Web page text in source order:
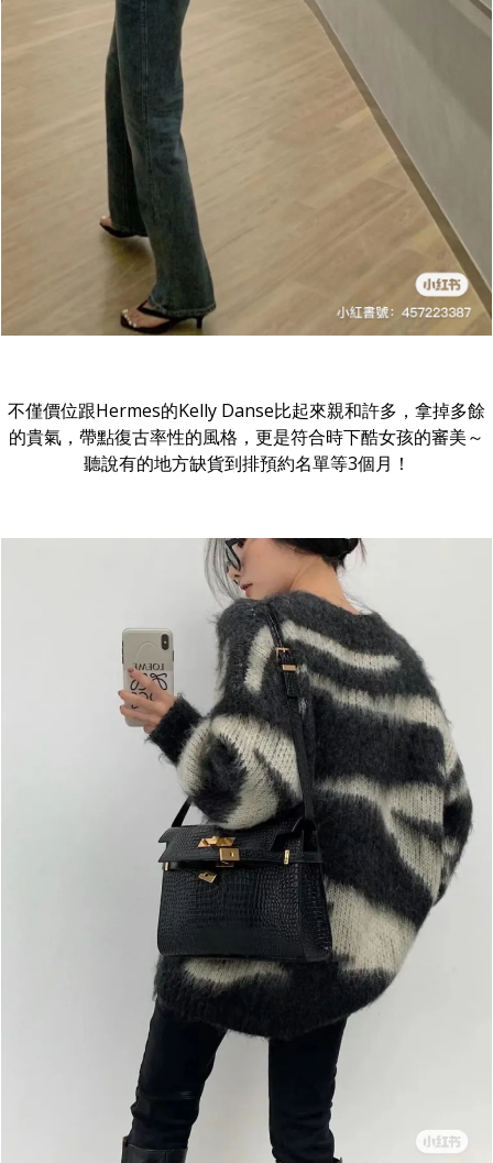
不僅價位跟Hermes的Kelly Danse比起來親和許多，拿掉多餘
的貴氣，帶點復古率性的風格，更是符合時下酷女孩的審美～
聽說有的地方缺貨到排預約名單等3個月！